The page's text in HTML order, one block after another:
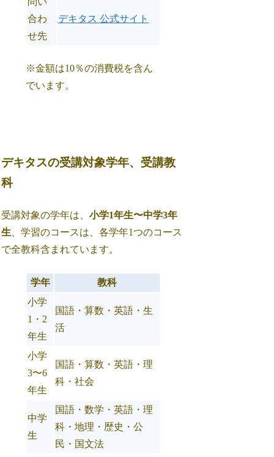
合わ
せ先
デキタス 公式サイト
※金額は10％の消費税を含ん
でいます。
デキタスの受講対象学年、受講教
科
受講対象の学年は、小学1年生〜中学3年
生 、学習のコースは、各学年1つのコース
で全教科含まれています。
学年
教科
小学
1・2
年生
国語・算数・英語・生
活
小学
3〜6
年生
国語・算数・英語・理
科・社会
中学
生
国語・数学・英語・理
科・地理・歴史・公
民・国文法